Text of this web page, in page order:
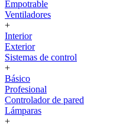
Empotrable
Ventiladores
+
Interior
Exterior
Sistemas de control
+
Básico
Profesional
Controlador de pared
Lámparas
+